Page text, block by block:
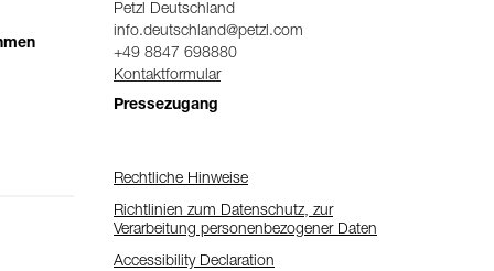
Petzl Deutschland
info.deutschland@petzl.com
+49 8847 698880
Kontaktformular
Pressezugang
Rechtliche Hinweise
Richtlinien zum Datenschutz, zur
Verarbeitung personenbezogener Daten
Accessibility Declaration